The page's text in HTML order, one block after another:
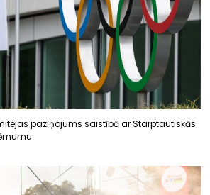
paziņojums saistībā ar Starptautiskās